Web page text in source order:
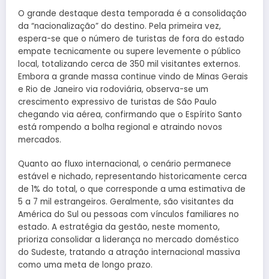
O grande destaque desta temporada é a consolidação
da “nacionalização” do destino. Pela primeira vez,
espera-se que o número de turistas de fora do estado
empate tecnicamente ou supere levemente o público
local, totalizando cerca de 350 mil visitantes externos.
Embora a grande massa continue vindo de Minas Gerais
e Rio de Janeiro via rodoviária, observa-se um
crescimento expressivo de turistas de São Paulo
chegando via aérea, confirmando que o Espírito Santo
está rompendo a bolha regional e atraindo novos
mercados.
Quanto ao fluxo internacional, o cenário permanece
estável e nichado, representando historicamente cerca
de 1% do total, o que corresponde a uma estimativa de
5 a 7 mil estrangeiros. Geralmente, são visitantes da
América do Sul ou pessoas com vínculos familiares no
estado. A estratégia da gestão, neste momento,
prioriza consolidar a liderança no mercado doméstico
do Sudeste, tratando a atração internacional massiva
como uma meta de longo prazo.